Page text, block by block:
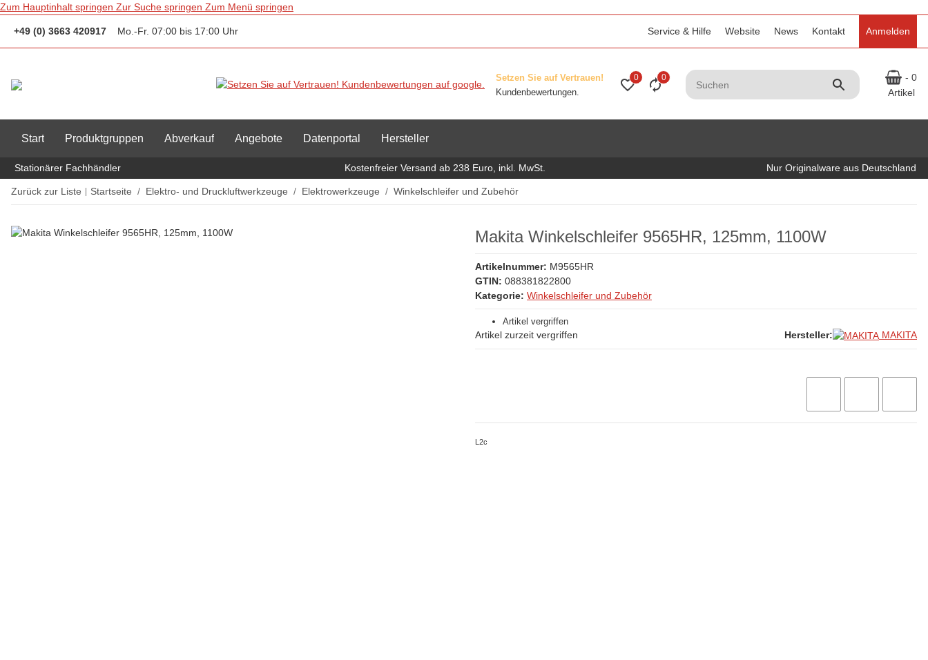
Zum Hauptinhalt springen Zur Suche springen Zum Menü springen
+49 (0) 3663 420917 Mo.-Fr. 07:00 bis 17:00 Uhr Service & Hilfe Website News Kontakt Anmelden
Setzen Sie auf Vertrauen!
Kundenbewertungen.
0 0
- 0
Artikel
Start Produktgruppen Abverkauf Angebote Datenportal Hersteller
Stationärer Fachhändler Kostenfreier Versand ab 238 Euro, inkl. MwSt. Nur Originalware aus Deutschland
Zurück zur Liste Startseite Elektro- und Druckluftwerkzeuge Elektrowerkzeuge Winkelschleifer und Zubehör
Makita Winkelschleifer 9565HR, 125mm, 1100W
Artikelnummer: M9565HR
GTIN: 088381822800
Kategorie: Winkelschleifer und Zubehör
Artikel vergriffen
Artikel zurzeit vergriffen Hersteller: MAKITA
L2c